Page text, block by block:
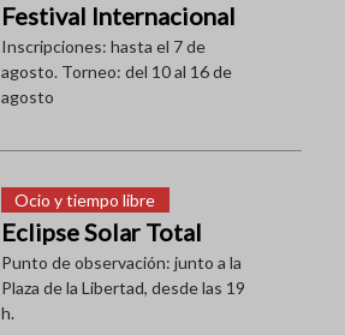
Festival Internacional
Inscripciones: hasta el 7 de
agosto. Torneo: del 10 al 16 de
agosto
Ocio y tiempo libre
Eclipse Solar Total
Punto de observación: junto a la
Plaza de la Libertad, desde las 19
h.